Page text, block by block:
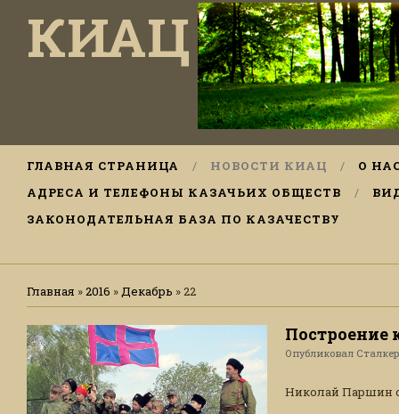
КИАЦ
ГЛАВНАЯ СТРАНИЦА НОВОСТИ КИАЦ
О
АДРЕСА И ТЕЛЕФОНЫ КАЗАЧЬИХ ОБЩЕСТВ
ЗАКОНОДАТЕЛЬНАЯ БАЗА ПО КАЗАЧЕСТВУ
Главная »2016 »Декабрь »22
Построение
Опубликовал Сталкер
Николай Паршин о